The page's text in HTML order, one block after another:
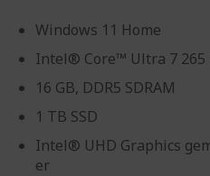
Windows 11 Home
Intel® Core™ Ultra 7 265
16 GB, DDR5 SDRAM
1 TB SSD
Intel® UHD Graphics
er